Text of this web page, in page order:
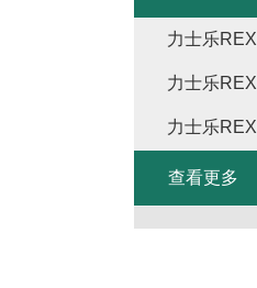
力士乐
力士乐
力士乐
查看更多